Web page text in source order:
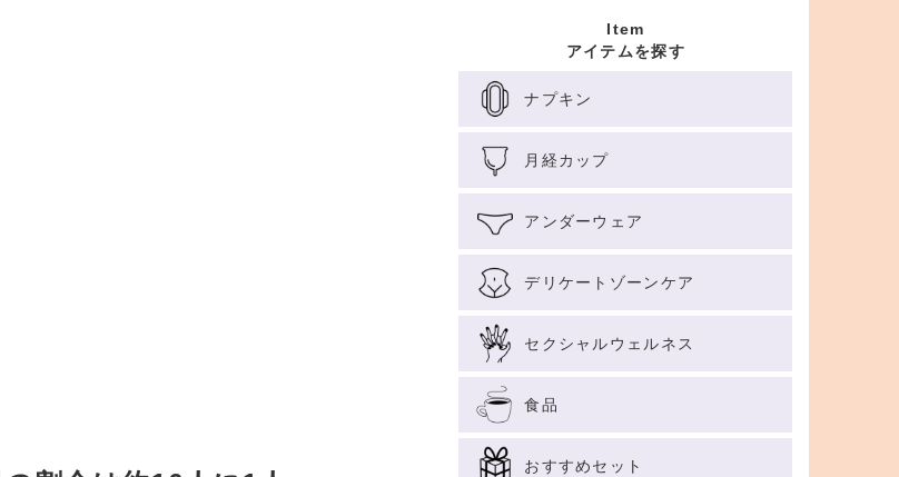
Item
アイテムを探す
ナプキン
月経カップ
アンダーウェア
デリケートゾーンケア
セクシャルウェルネス
食品
おすすめセット